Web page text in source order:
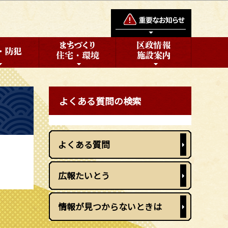
よくある質問の検索
よくある質問
広報たいとう
情報が見つからないときは